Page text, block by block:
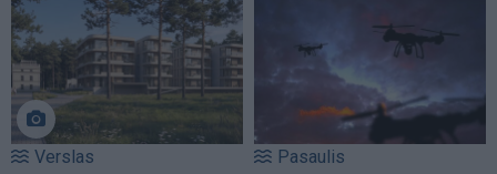
Verslas Pasaulis